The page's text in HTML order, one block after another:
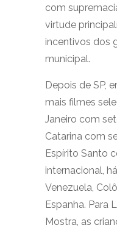
com
virtude
incentivos dos
municipal.
Depois de SP,
mais filmes
Janeiro com
Catarina com
Espírito Santo
internacional,
Venezuela,
Espanha. Para
Mostra, as